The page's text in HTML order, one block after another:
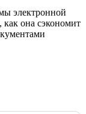
электронной
она сэкономит